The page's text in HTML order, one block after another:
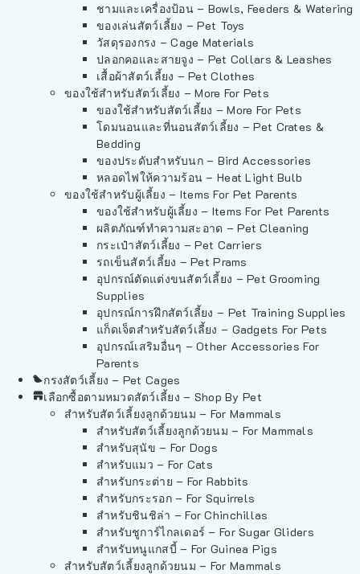
ชามและเครื่องป้อน – Bowls, Feeders & Watering
ของเล่นสัตว์เลี้ยง – Pet Toys
วัสดุรองกรง – Cage Materials
ปลอกคอและสายจูง – Pet Collars & Leashes
เสื้อผ้าสัตว์เลี้ยง – Pet Clothes
ของใช้สำหรับสัตว์เลี้ยง – More For Pets
ของใช้สำหรับสัตว์เลี้ยง – More For Pets
โดมนอนและที่นอนสัตว์เลี้ยง – Pet Crates &
Bedding
ของประดับสำหรับนก – Bird Accessories
หลอดไฟให้ความร้อน – Heat Light Bulb
ของใช้สำหรับผู้เลี้ยง – Items For Pet Parents
ของใช้สำหรับผู้เลี้ยง – Items For Pet Parents
ผลิตภัณฑ์ทำความสะอาด – Pet Cleaning
กระเป๋าสัตว์เลี้ยง – Pet Carriers
รถเข็นสัตว์เลี้ยง – Pet Prams
อุปกรณ์ตัดแต่งขนสัตว์เลี้ยง – Pet Grooming
Supplies
อุปกรณ์การฝึกสัตว์เลี้ยง – Pet Training Supplies
แก็ดเจ็ตสำหรับสัตว์เลี้ยง – Gadgets For Pets
อุปกรณ์เสริมอื่นๆ – Other Accessories For
Parents
กรงสัตว์เลี้ยง – Pet Cages
เลือกซื้อตามหมวดสัตว์เลี้ยง – Shop By Pet
สำหรับสัตว์เลี้ยงลูกด้วยนม – For Mammals
สำหรับสัตว์เลี้ยงลูกด้วยนม – For Mammals
สำหรับสุนัข – For Dogs
สำหรับแมว – For Cats
สำหรับกระต่าย – For Rabbits
สำหรับกระรอก – For Squirrels
สำหรับชินชิล่า – For Chinchillas
สำหรับชูการ์ไกลเดอร์ – For Sugar Gliders
สำหรับหนูแกสบี้ – For Guinea Pigs
สำหรับสัตว์เลี้ยงลูกด้วยนม – For Mammals